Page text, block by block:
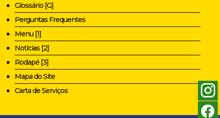
Glossário [G]
Perguntas Frequentes
Menu [1]
Notícias [2]
Rodapé [3]
Mapa do Site
Carta de Serviços